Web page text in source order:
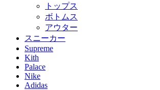
トップス
ボトムス
アウター
スニーカー
Supreme
Kith
Palace
Nike
Adidas